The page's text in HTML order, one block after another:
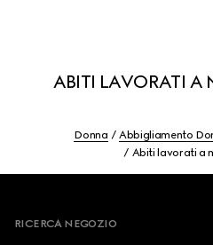
ABITI LAVORATI A
Donna Abbigliamento
Abiti lavorati a
RICERCA NEGOZIO